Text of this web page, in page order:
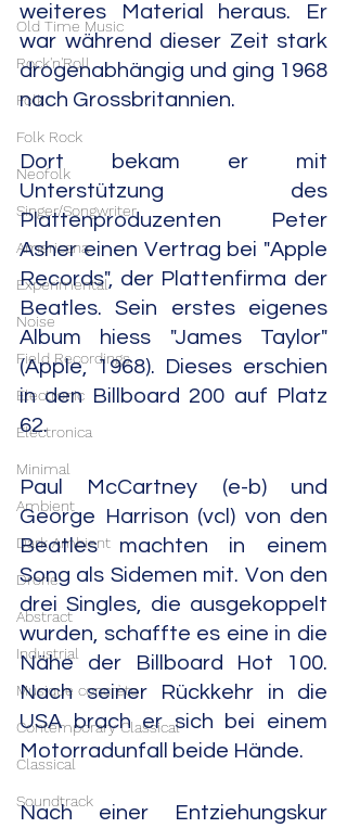
Old Time Music
Rock'n'Roll
Folk
Folk Rock
Neofolk
Singer/Songwriter
Americana
Experimental
Noise
Field Recordings
Electronic
Electronica
Minimal
Ambient
Dark Ambient
Drone
Abstract
Industrial
Musique concrète
Contemporary Classical
Classical
Soundtrack
weiteres Material heraus. Er
war während dieser Zeit stark
drogenabhängig und ging 1968
nach Grossbritannien.
Dort bekam er mit
Unterstützung des
Plattenproduzenten Peter
Asher einen Vertrag bei "Apple
Records", der Plattenfirma der
Beatles. Sein erstes eigenes
Album hiess "James Taylor"
(Apple, 1968). Dieses erschien
in den Billboard 200 auf Platz
62.
Paul McCartney (e-b) und
George Harrison (vcl) von den
Beatles machten in einem
Song als Sidemen mit. Von den
drei Singles, die ausgekoppelt
wurden, schaffte es eine in die
Nähe der Billboard Hot 100.
Nach seiner Rückkehr in die
USA brach er sich bei einem
Motorradunfall beide Hände.
Nach einer Entziehungskur